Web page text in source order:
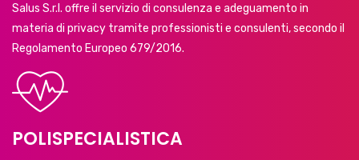
Salus S.r.l. offre il servizio di consulenza e adeguamento in
materia di privacy tramite professionisti e consulenti, secondo il
Regolamento Europeo 679/2016.
POLISPECIALISTICA